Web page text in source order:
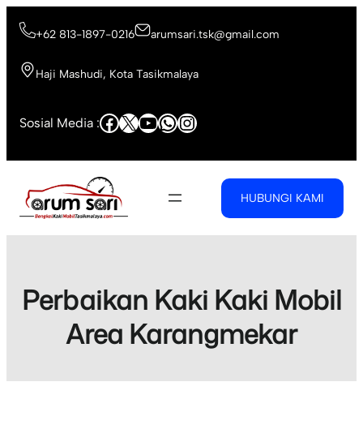
+62 813-1897-0216 arumsari.tsk@gmail.com
Haji Mashudi, Kota Tasikmalaya
Sosial Media :Facebook
X YouTube
WhatsApp
Instagram
HUBUNGI KAMI
Perbaikan Kaki Kaki Mobil
Area Karangmekar